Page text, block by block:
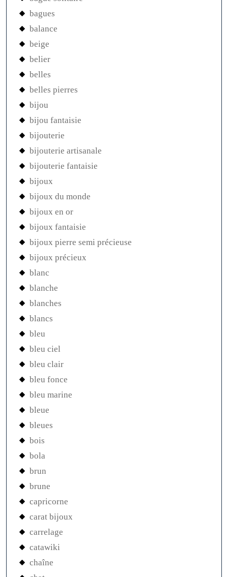
bagues
balance
beige
belier
belles
belles pierres
bijou
bijou fantaisie
bijouterie
bijouterie artisanale
bijouterie fantaisie
bijoux
bijoux du monde
bijoux en or
bijoux fantaisie
bijoux pierre semi précieuse
bijoux précieux
blanc
blanche
blanches
blancs
bleu
bleu ciel
bleu clair
bleu fonce
bleu marine
bleue
bleues
bois
bola
brun
brune
capricorne
carat bijoux
carrelage
catawiki
chaîne